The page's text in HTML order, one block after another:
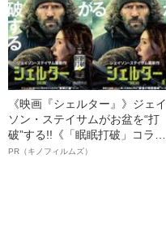
《映画『シェルター』》ジェイ
ソン・ステイサムがお盆を“打
破”する!!《「眠眠打破」コラ
ボ》
PR（キノフィルムズ）